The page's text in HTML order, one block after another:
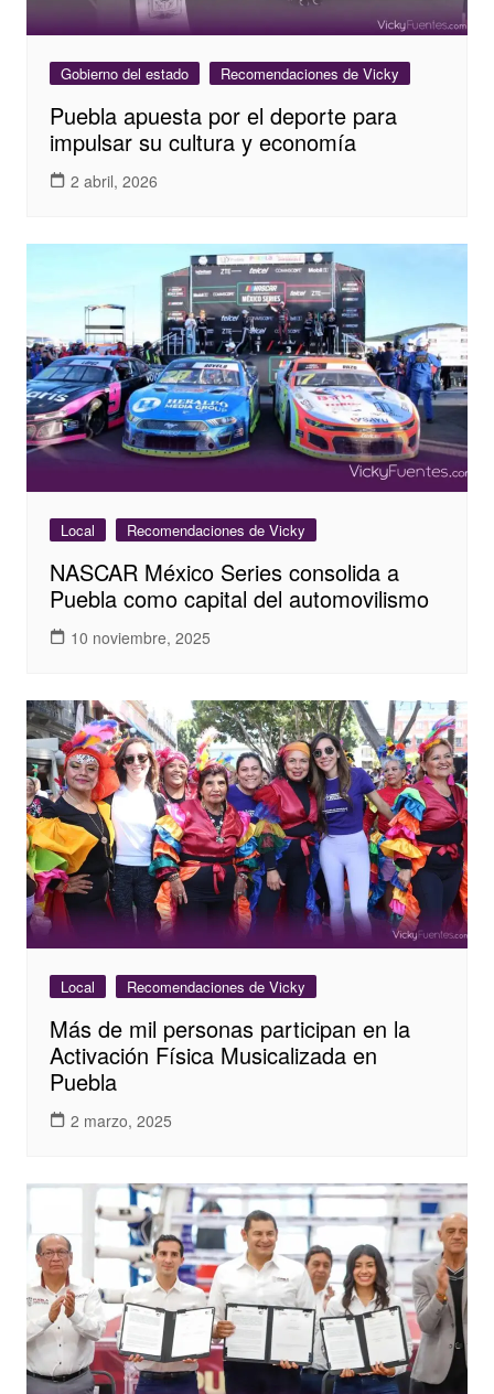
Gobierno del estado Recomendaciones de Vicky
Puebla apuesta por el deporte para
impulsar su cultura y economía
2 abril, 2026
Local Recomendaciones de Vicky
NASCAR México Series consolida a
Puebla como capital del automovilismo
10 noviembre, 2025
Local Recomendaciones de Vicky
Más de mil personas participan en la
Activación Física Musicalizada en
Puebla
2 marzo, 2025